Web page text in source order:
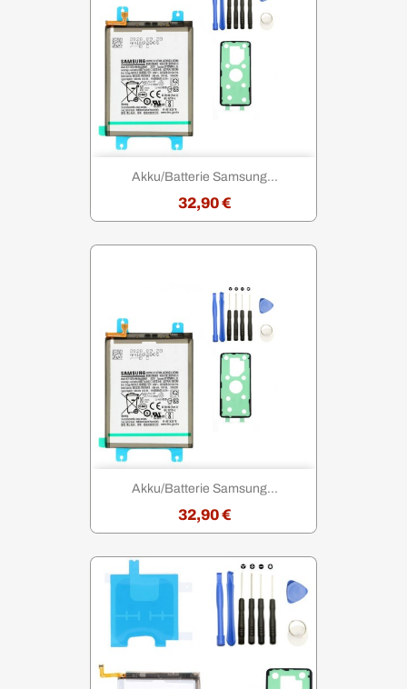
Akku/Batterie Samsung...
32,90 €
Akku/Batterie Samsung...
32,90 €